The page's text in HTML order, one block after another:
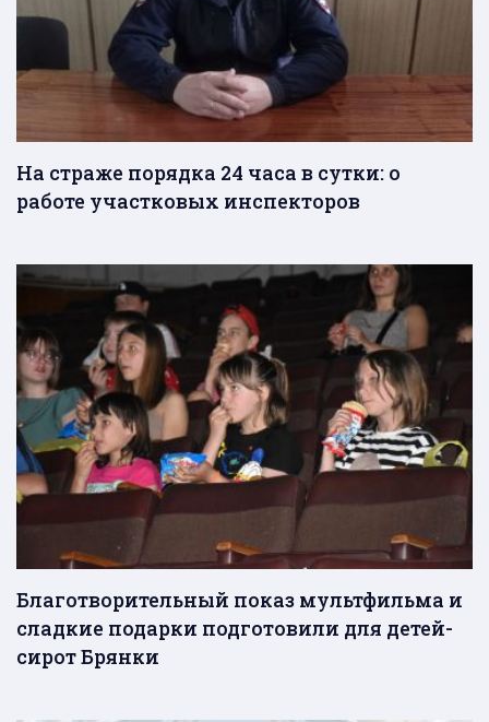
На страже порядка 24 часа в сутки: о
работе участковых инспекторов
Благотворительный показ мультфильма и
сладкие подарки подготовили для детей-
сирот Брянки